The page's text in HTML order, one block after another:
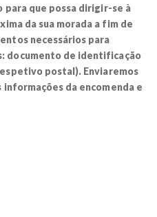
que possa dirigir-se à
da sua morada a fim de
necessários para
documento de identificação
postal). Enviaremos
informações da encomenda e